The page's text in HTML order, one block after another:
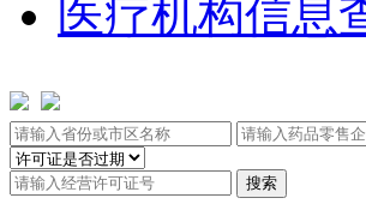
医疗机构信息